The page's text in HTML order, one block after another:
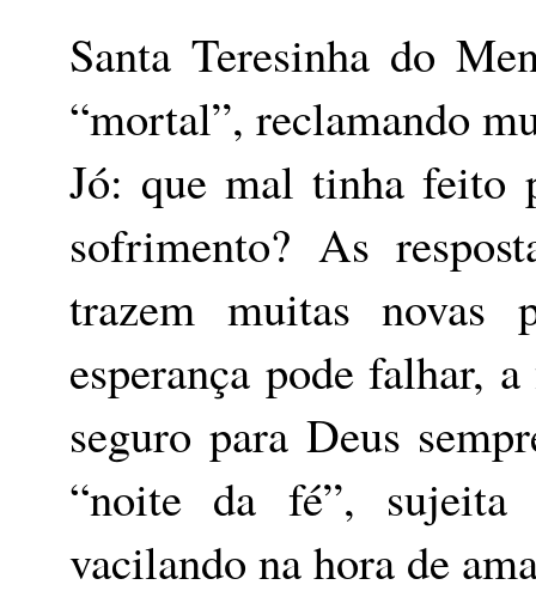
Santa Teresinha do
“mortal”, reclamando
Jó: que mal tinha feito
sofrimento? As
trazem muitas novas
esperança pode falhar,
seguro para Deus
“noite da fé”, sujeita
vacilando na hora de